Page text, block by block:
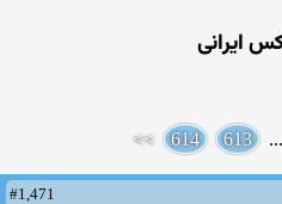
ایرانی
613
614
>>
#1,471